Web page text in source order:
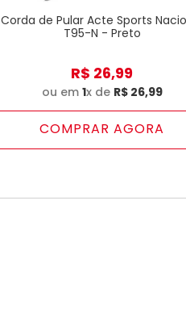
Corda de Pular Acte Sports
T95-N - Preto
R$ 26,99
ou em 1x de R$ 26,99
COMPRAR AGORA